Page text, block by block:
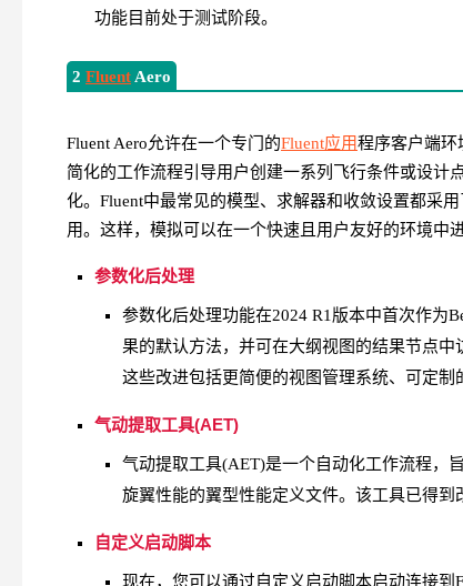
功能目前处于测试阶段。
2 Fluent Aero
Fluent Aero允许在一个专门的Fluent应用程序客户端环
简化的工作流程引导用户创建一系列飞行条件或设计
化。Fluent中最常见的模型、求解器和收敛设置都采
用。这样，模拟可以在一个快速且用户友好的环境中进
参数化后处理
参数化后处理功能在2024 R1版本中首次作为
果的默认方法，并可在大纲视图的结果节点
这些改进包括更简便的视图管理系统、可定制
气动提取工具(AET)
气动提取工具(AET)是一个自动化工作流程，
旋翼性能的翼型性能定义文件。该工具已得到
自定义启动脚本
现在，您可以通过自定义启动脚本启动连接到